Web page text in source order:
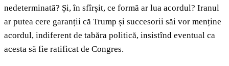
nedeterminată? Și, în sfîrșit, ce formă ar lua acordul? Iranul
ar putea cere garanții că Trump și succesorii săi vor menține
acordul, indiferent de tabăra politică, insistînd eventual ca
acesta să fie ratificat de Congres.